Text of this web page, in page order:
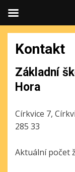
Kontakt
Základní
Hora
Církvice 7,
285 33
Aktuální počet